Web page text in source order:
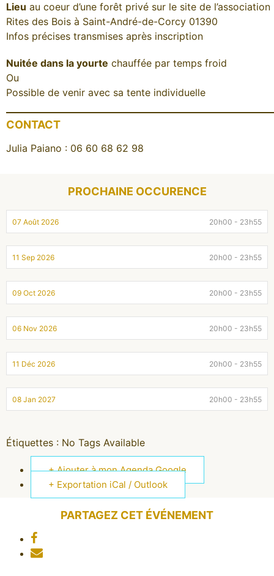
Lieu au coeur d’une forêt privé sur le site de l’association
Rites des Bois à Saint-André-de-Corcy 01390
Infos précises transmises après inscription
Nuitée dans la yourte chauffée par temps froid
Ou
Possible de venir avec sa tente individuelle
CONTACT
Julia Paiano : 06 60 68 62 98
PROCHAINE OCCURENCE
07 Août 2026 20h00 - 23h55
11 Sep 2026 20h00 - 23h55
09 Oct 2026 20h00 - 23h55
06 Nov 2026 20h00 - 23h55
11 Déc 2026 20h00 - 23h55
08 Jan 2027 20h00 - 23h55
Étiquettes : No Tags Available
+ Ajouter à mon Agenda Google
+ Exportation iCal / Outlook
PARTAGEZ CET ÉVÉNEMENT